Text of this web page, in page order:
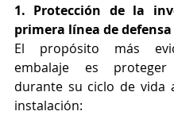
1. Protección de la
primera línea de defensa
El propósito más
embalaje es
durante su ciclo de vida
instalación: